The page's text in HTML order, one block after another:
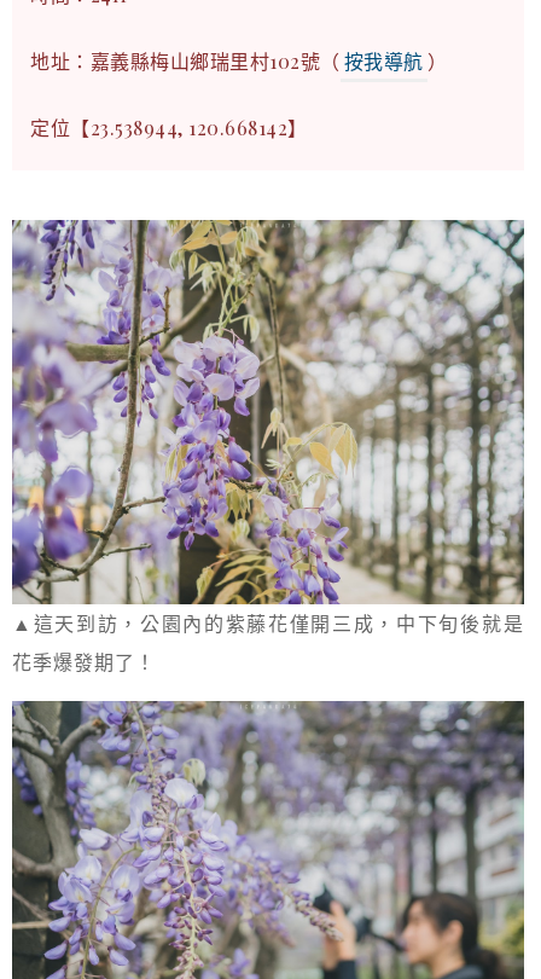
地址：嘉義縣梅山鄉瑞里村102號（ 按我導航 ）
定位【23.538944, 120.668142】
▲這天到訪，公園內的紫藤花僅開三成，中下旬後就是
花季爆發期了！